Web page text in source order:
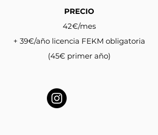
PRECIO
42€/mes
+ 39€/año licencia FEKM obligatoria
(45€ primer año)